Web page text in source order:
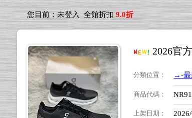
您目前：未登入 全館折扣 9.0折
2026官
分類位置 ： →-最
商品代碼 ：
上架日期 ：